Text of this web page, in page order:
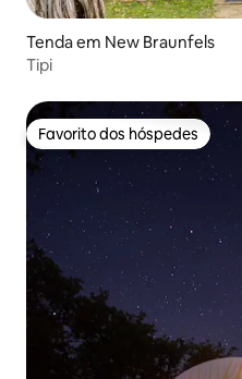
Tenda em New Braunfels
Tipi
Favorito dos hóspedes
Favorito dos hóspedes